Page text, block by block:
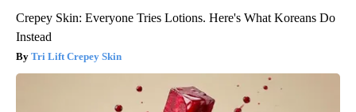
Crepey Skin: Everyone Tries Lotions. Here's What Koreans Do
Instead
Tri Lift Crepey Skin